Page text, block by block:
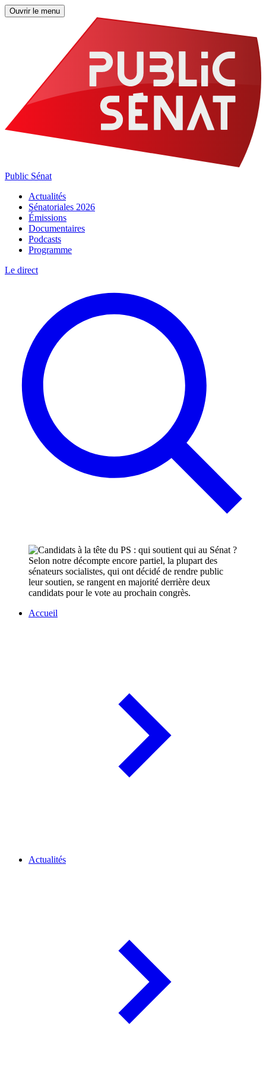
Ouvrir le menu
Public Sénat
Actualités
Sénatoriales 2026
Émissions
Documentaires
Podcasts
Programme
Le direct
Selon notre décompte encore partiel, la plupart des
sénateurs socialistes, qui ont décidé de rendre public
leur soutien, se rangent en majorité derrière deux
candidats pour le vote au prochain congrès.
Accueil
Actualités